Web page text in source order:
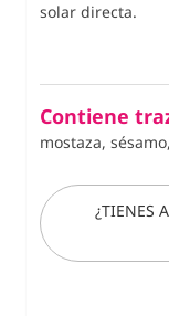
solar directa.
Contiene
mostaza,
¿TIENES